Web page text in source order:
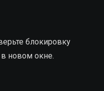
блокировку
новом окне.